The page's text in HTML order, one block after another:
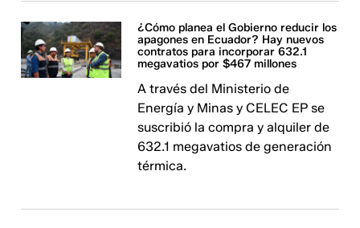
¿Cómo planea el Gobierno reducir los
apagones en Ecuador? Hay nuevos
contratos para incorporar 632.1
megavatios por $467 millones
A través del Ministerio de
Energía y Minas y CELEC EP se
suscribió la compra y alquiler de
632.1 megavatios de generación
térmica.